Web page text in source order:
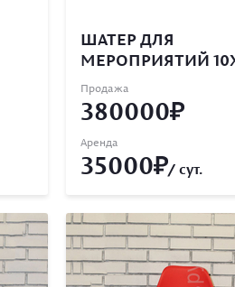
ШАТЕР ДЛЯ
МЕРОПРИЯТИЙ
Продажа
380000
Аренда
35000 / сут.